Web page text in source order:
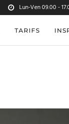
Lun-Ven 09.00 -
TARIFS